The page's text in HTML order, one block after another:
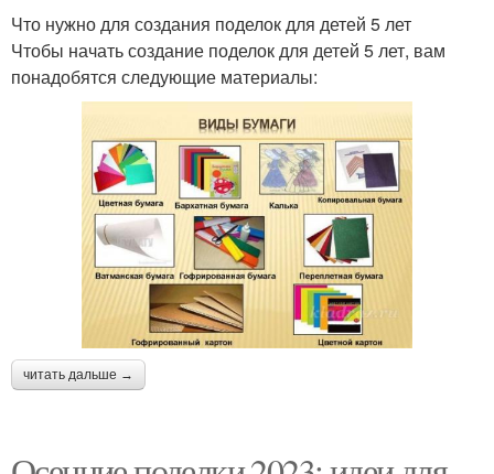
Что нужно для создания поделок для детей 5 лет
Чтобы начать создание поделок для детей 5 лет, вам
понадобятся следующие материалы:
читать дальше →